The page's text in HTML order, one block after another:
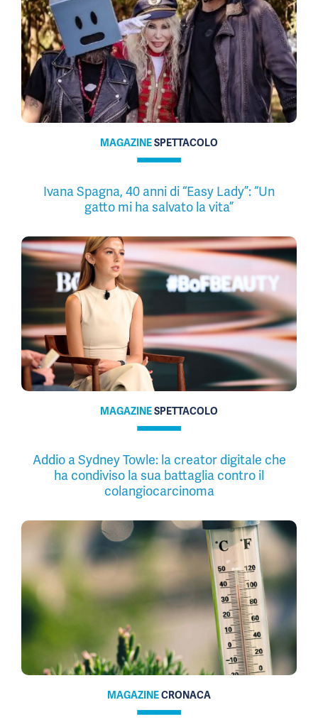
MAGAZINESPETTACOLO
Ivana Spagna, 40 anni di “Easy Lady”: “Un
gatto mi ha salvato la vita”
MAGAZINESPETTACOLO
Addio a Sydney Towle: la creator digitale che
ha condiviso la sua battaglia contro il
colangiocarcinoma
MAGAZINECRONACA